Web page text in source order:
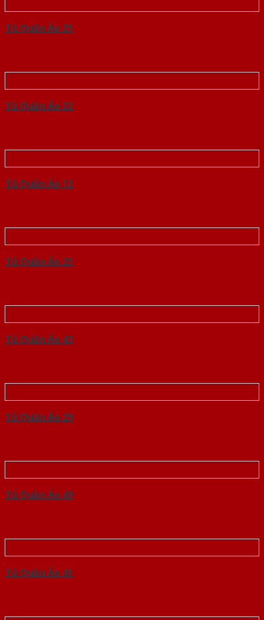
Tủ Quần Áo 25
Tủ Quần Áo 22
Tủ Quần Áo 12
Tủ Quần Áo 23
Tủ Quần Áo 43
Tủ Quần Áo 29
Tủ Quần Áo 49
Tủ Quần Áo 41